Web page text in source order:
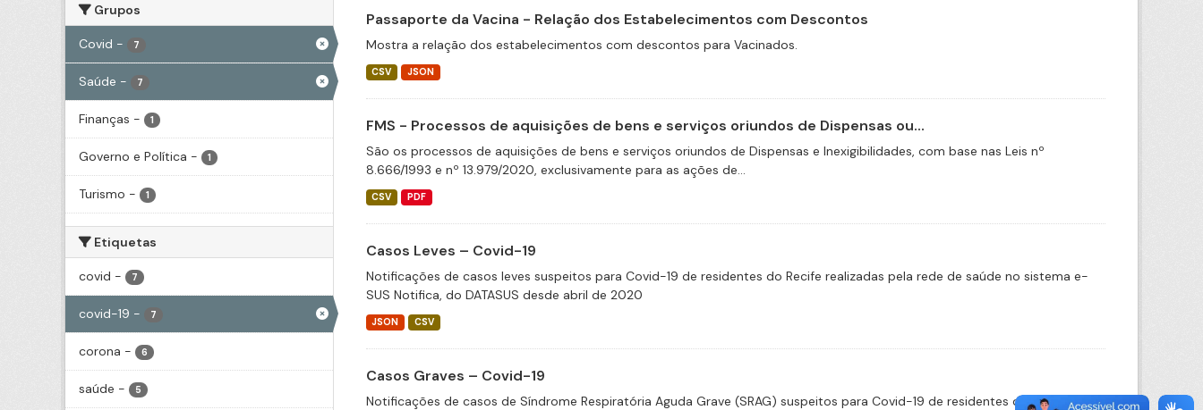
Grupos
Covid - 7
Saúde - 7
Finanças - 1
Governo e Política - 1
Turismo - 1
Etiquetas
covid - 7
covid-19 - 7
corona - 6
saúde - 5
Passaporte da Vacina - Relação dos Estabelecimentos com Descontos
Mostra a relação dos estabelecimentos com descontos para Vacinados.
CSV JSON
FMS - Processos de aquisições de bens e serviços oriundos de Dispensas ou...
São os processos de aquisições de bens e serviços oriundos de Dispensas e Inexigibilidades, com base nas Leis nº
8.666/1993 e nº 13.979/2020, exclusivamente para as ações de...
CSV PDF
Casos Leves – Covid-19
Notificações de casos leves suspeitos para Covid-19 de residentes do Recife realizadas pela rede de saúde no sistema e-
SUS Notifica, do DATASUS desde abril de 2020
JSON CSV
Casos Graves – Covid-19
Notificações de casos de Síndrome Respiratória Aguda Grave (SRAG) suspeitos para Covid-19 de residentes do Recife